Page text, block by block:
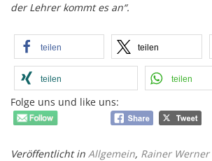
der Lehrer kommt es an“.
teilen teilen
teilen teilen
Folge uns und like uns:
Veröffentlicht in Allgemein, Rainer Werner